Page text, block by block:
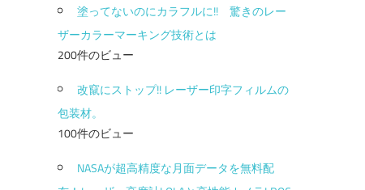
塗ってないのにカラフルに!! 驚きのレー
ザーカラーマーキング技術とは
200件のビュー
改竄にストップ!! レーザー印字フィルムの
包装材。
100件のビュー
NASAが超高精度な月面データを無料配